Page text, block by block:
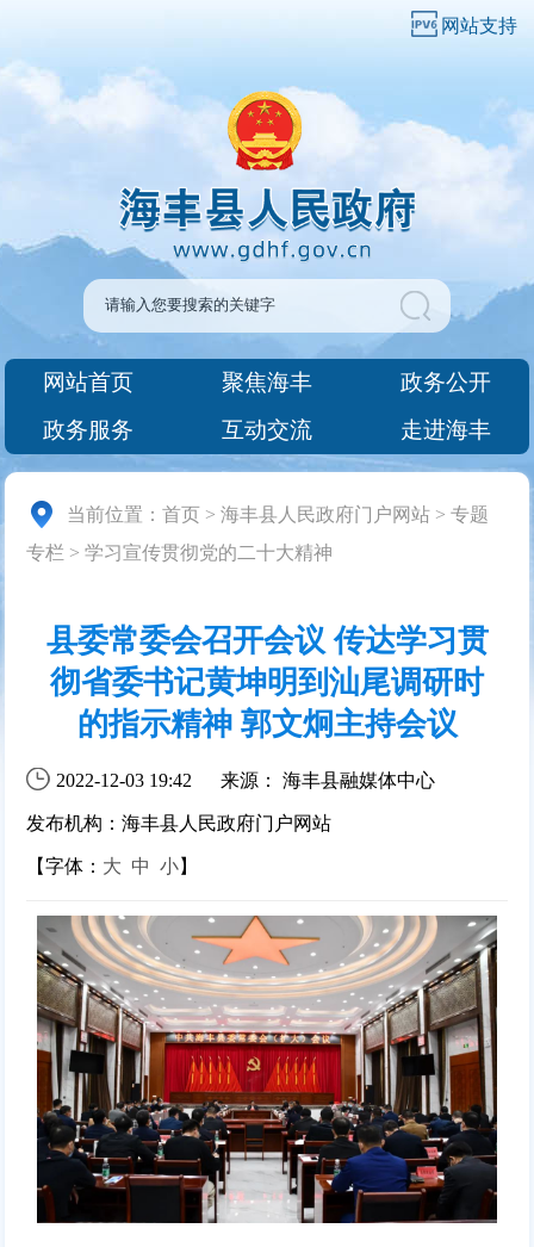
网站支持
网站首页 聚焦海丰
政务公开
政务服务
互动交流 走进海丰
当前位置：首页 >海丰县人民政府门户网站 >专题
专栏 >学习宣传贯彻党的二十大精神
县委常委会召开会议 传达学习贯
彻省委书记黄坤明到汕尾调研时
的指示精神 郭文炯主持会议
2022-12-03 19:42 来源： 海丰县融媒体中心
发布机构：海丰县人民政府门户网站
【字体： 大 中 小】